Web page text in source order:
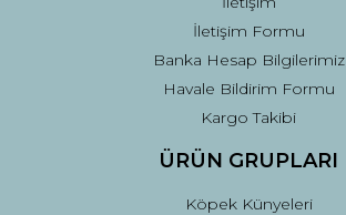
Gönder
İletişim Formu
Banka Hesap Bilgilerimiz
Havale Bildirim Formu
Kargo Takibi
ÜRÜN GRUPLARI
Köpek Künyeleri